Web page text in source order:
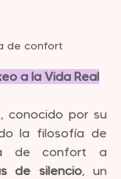
de confort
a la Vida Real
la filosofía de
de confort a
de silencio, un